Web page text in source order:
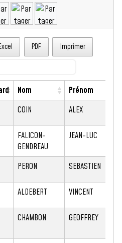
PDF Imprimer
Nom Prénom
COIN ALEX
FALICON-
GENDREAU
JEAN-LUC
PERON SEBASTIEN
ALDEBERT VINCENT
CHAMBON GEOFFREY